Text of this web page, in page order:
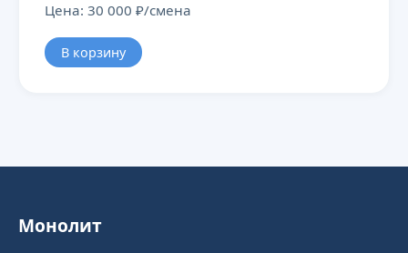
Цена: 30 000 ₽/смена
В корзину
Монолит